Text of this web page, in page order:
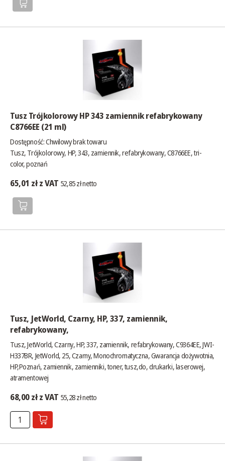
Tusz Trójkolorowy HP 343 zamiennik refabrykowany
C8766EE (21 ml)
Dostępność:Chwilowy brak towaru
Tusz, Trójkolorowy, HP, 343, zamiennik, refabrykowany, C8766EE, tri-
color, poznań
65,01 zł z VAT 52,85 zł netto
Tusz, JetWorld, Czarny, HP, 337, zamiennik,
refabrykowany,
Tusz, JetWorld, Czarny, HP, 337, zamiennik, refabrykowany, C9364EE, JWI-
H337BR, JetWorld, 25, Czarny, Monochromatyczna, Gwarancja dożywotnia,
HP,Poznań, zamiennik, zamienniki, toner, tusz,do, drukarki, laserowej,
atramentowej
68,00 zł z VAT 55,28 zł netto